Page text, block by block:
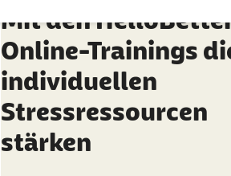
Mit den
Online-Trainings
individuellen
Stressressourcen
stärken